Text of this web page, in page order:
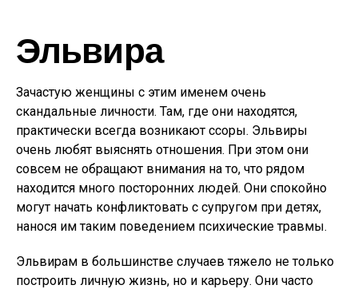
Эльвира
Зачастую женщины с этим именем очень
скандальные личности. Там, где они находятся,
практически всегда возникают ссоры. Эльвиры
очень любят выяснять отношения. При этом они
совсем не обращают внимания на то, что рядом
находится много посторонних людей. Они спокойно
могут начать конфликтовать с супругом при детях,
нанося им таким поведением психические травмы.
Эльвирам в большинстве случаев тяжело не только
построить личную жизнь, но и карьеру. Они часто